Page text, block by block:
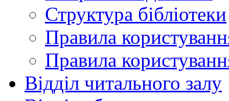
Структура бібліотеки
Правила
Правила
Відділ читального залу